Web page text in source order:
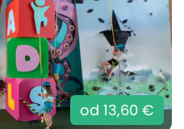
od 13,60 €